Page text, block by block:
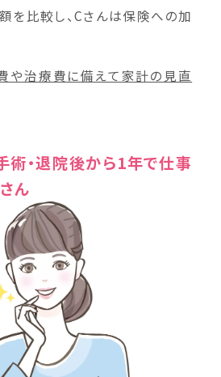
を比較し、Cさんは保険への加
や治療費に備えて家計の見直
・退院後から1年で仕事
ん